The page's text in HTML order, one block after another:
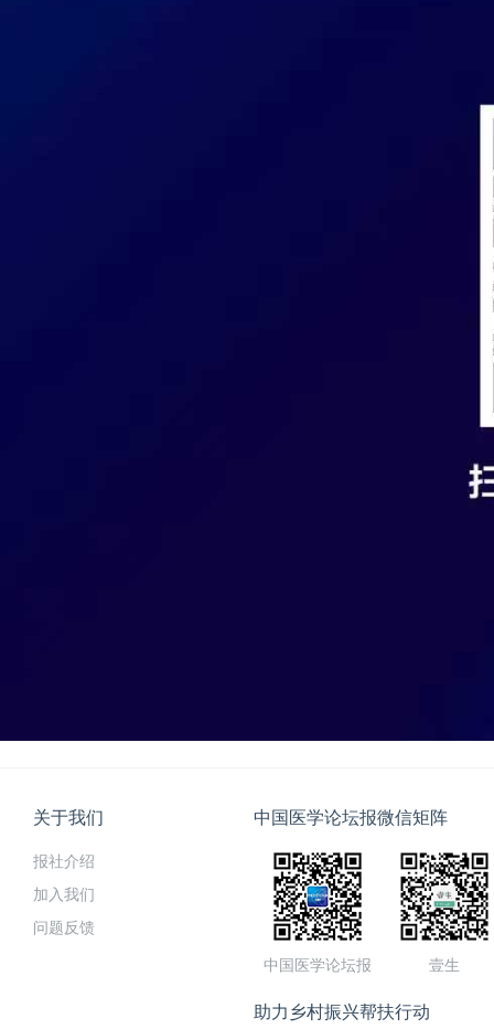
关于我们
报社介绍
加入我们
问题反馈
中国医学论坛报微信矩阵
中国医学论坛报 壹生
助力乡村振兴帮扶行动